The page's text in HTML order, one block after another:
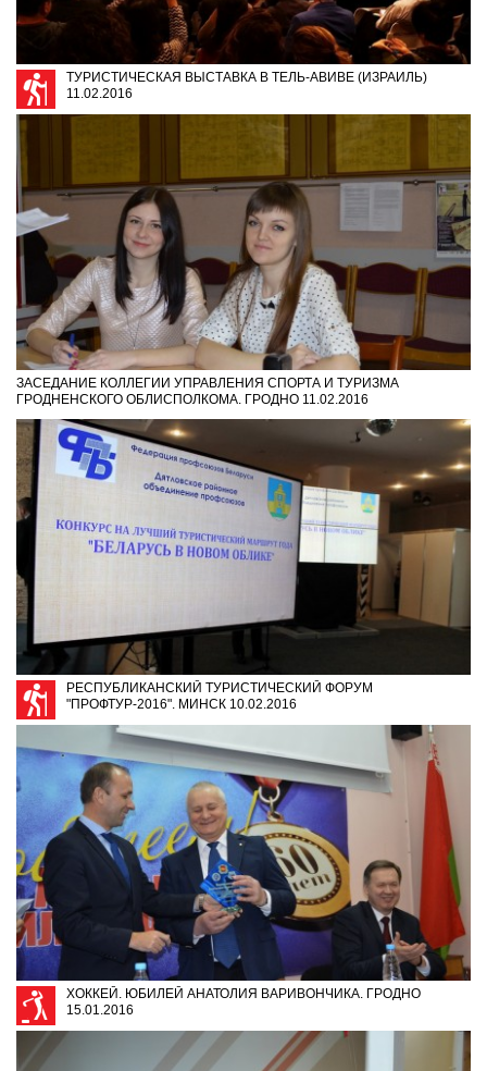
ТУРИСТИЧЕСКАЯ ВЫСТАВКА В ТЕЛЬ-АВИВЕ (ИЗРАИЛЬ)
11.02.2016
ЗАСЕДАНИЕ КОЛЛЕГИИ УПРАВЛЕНИЯ СПОРТА И ТУРИЗМА
ГРОДНЕНСКОГО ОБЛИСПОЛКОМА. ГРОДНО 11.02.2016
РЕСПУБЛИКАНСКИЙ ТУРИСТИЧЕСКИЙ ФОРУМ
"ПРОФТУР-2016". МИНСК 10.02.2016
ХОККЕЙ. ЮБИЛЕЙ АНАТОЛИЯ ВАРИВОНЧИКА. ГРОДНО
15.01.2016